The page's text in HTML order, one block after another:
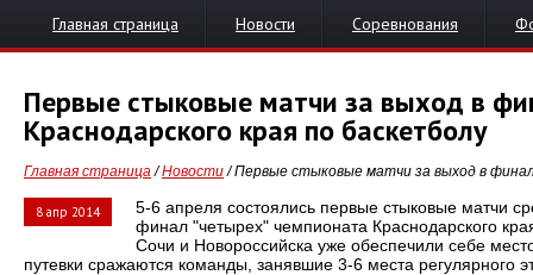
Главная страница Новости Соревнования
Первые стыковые матчи за выход в
Краснодарского края по баскетболу
Главная страница/Новости/ Первые стыковые матчи за выход в
8 апр 2014
5-6 апреля состоялись первые стыковые матчи
финал "четырех" чемпионата Краснодарского
Сочи и Новороссийска уже обеспечили себе
путевки сражаются команды, занявшие 3-6 места регулярного